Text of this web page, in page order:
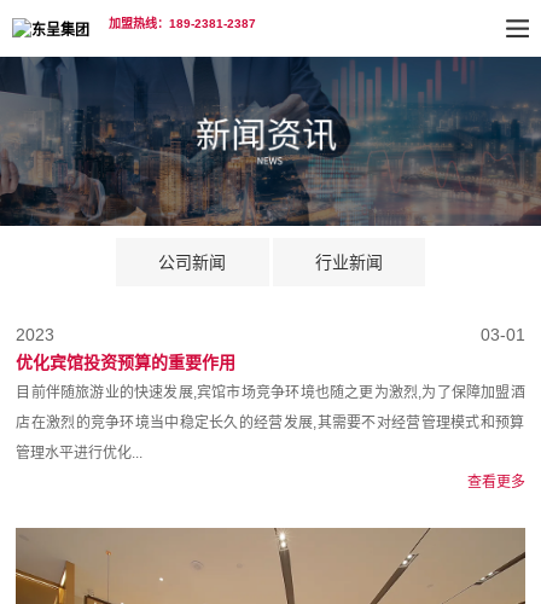
加盟热线：189-2381-2387
公司新闻 行业新闻
03-01
2023
优化宾馆投资预算的重要作用
目前伴随旅游业的快速发展,宾馆市场竞争环境也随之更为激烈,为了保障加盟酒
店‍在激烈的竞争环境当中稳定长久的经营发展,其需要不对经营管理模式和预算
管理水平进行优化...
查看更多